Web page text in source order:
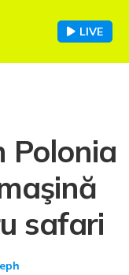
LIVE
Polonia
safari